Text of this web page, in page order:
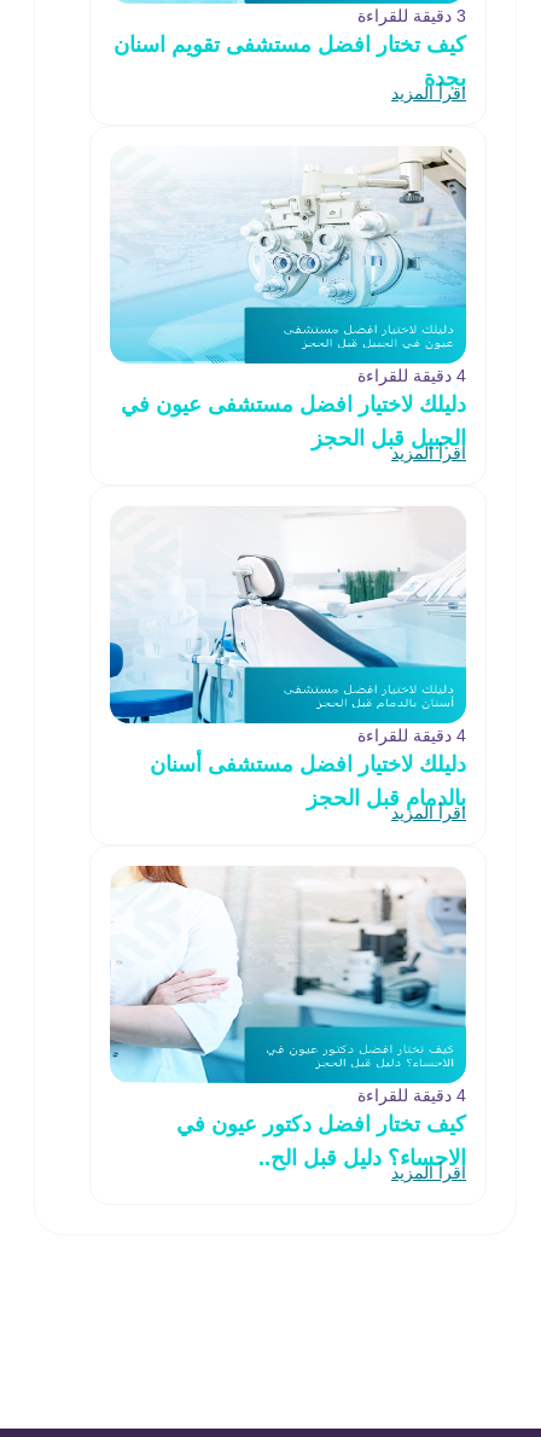
3 دقيقة للقراءة
كيف تختار افضل مستشفى تقويم اسنان
بجدة
اقرأ المزيد
4 دقيقة للقراءة
دليلك لاختيار افضل مستشفى عيون في
الجبيل قبل الحجز
اقرأ المزيد
4 دقيقة للقراءة
دليلك لاختيار افضل مستشفى أسنان
بالدمام قبل الحجز
اقرأ المزيد
4 دقيقة للقراءة
كيف تختار افضل دكتور عيون في
الاحساء؟ دليل قبل الح..
اقرأ المزيد